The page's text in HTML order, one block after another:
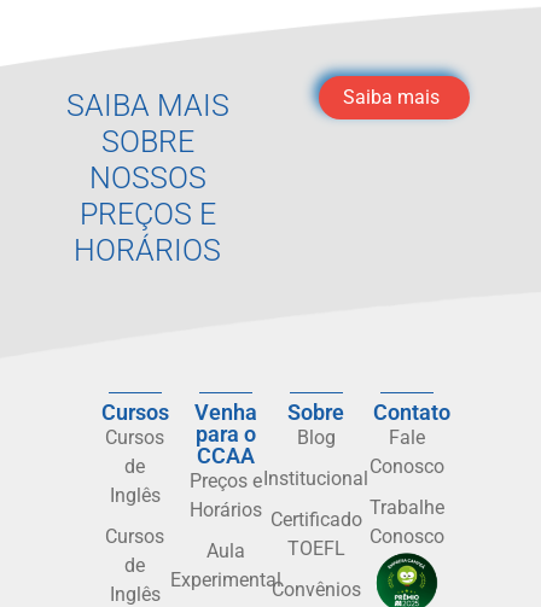
SAIBA MAIS
SOBRE
NOSSOS
PREÇOS E
HORÁRIOS
Saiba mais
Cursos
Cursos
de
Inglês
Cursos
de
Inglês
Venha
para o
CCAA
Preços e
Horários
Aula
Experimental
Sobre
Blog
Institucional
Certificado
TOEFL
Convênios
Contato
Fale
Conosco
Trabalhe
Conosco